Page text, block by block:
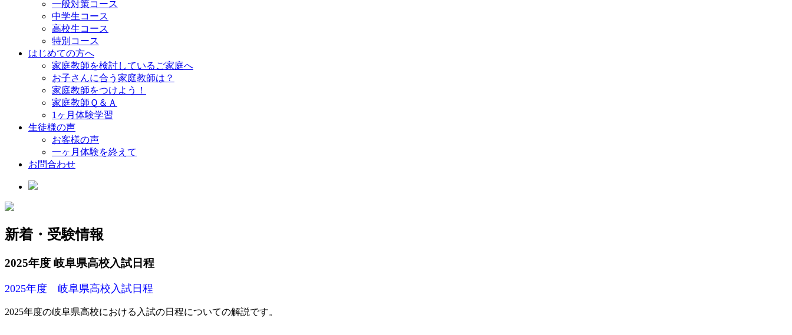
一般対策コース
中学生コース
高校生コース
特別コース
はじめての方へ
家庭教師を検討しているご家庭へ
お子さんに合う家庭教師は？
家庭教師をつけよう！
家庭教師Ｑ＆Ａ
1ヶ月体験学習
生徒様の声
お客様の声
一ヶ月体験を終えて
お問合わせ
新着・受験情報
2025年度 岐阜県高校入試日程
2025年度 岐阜県高校入試日程
2025年度の岐阜県高校における入試の日程についての解説です。